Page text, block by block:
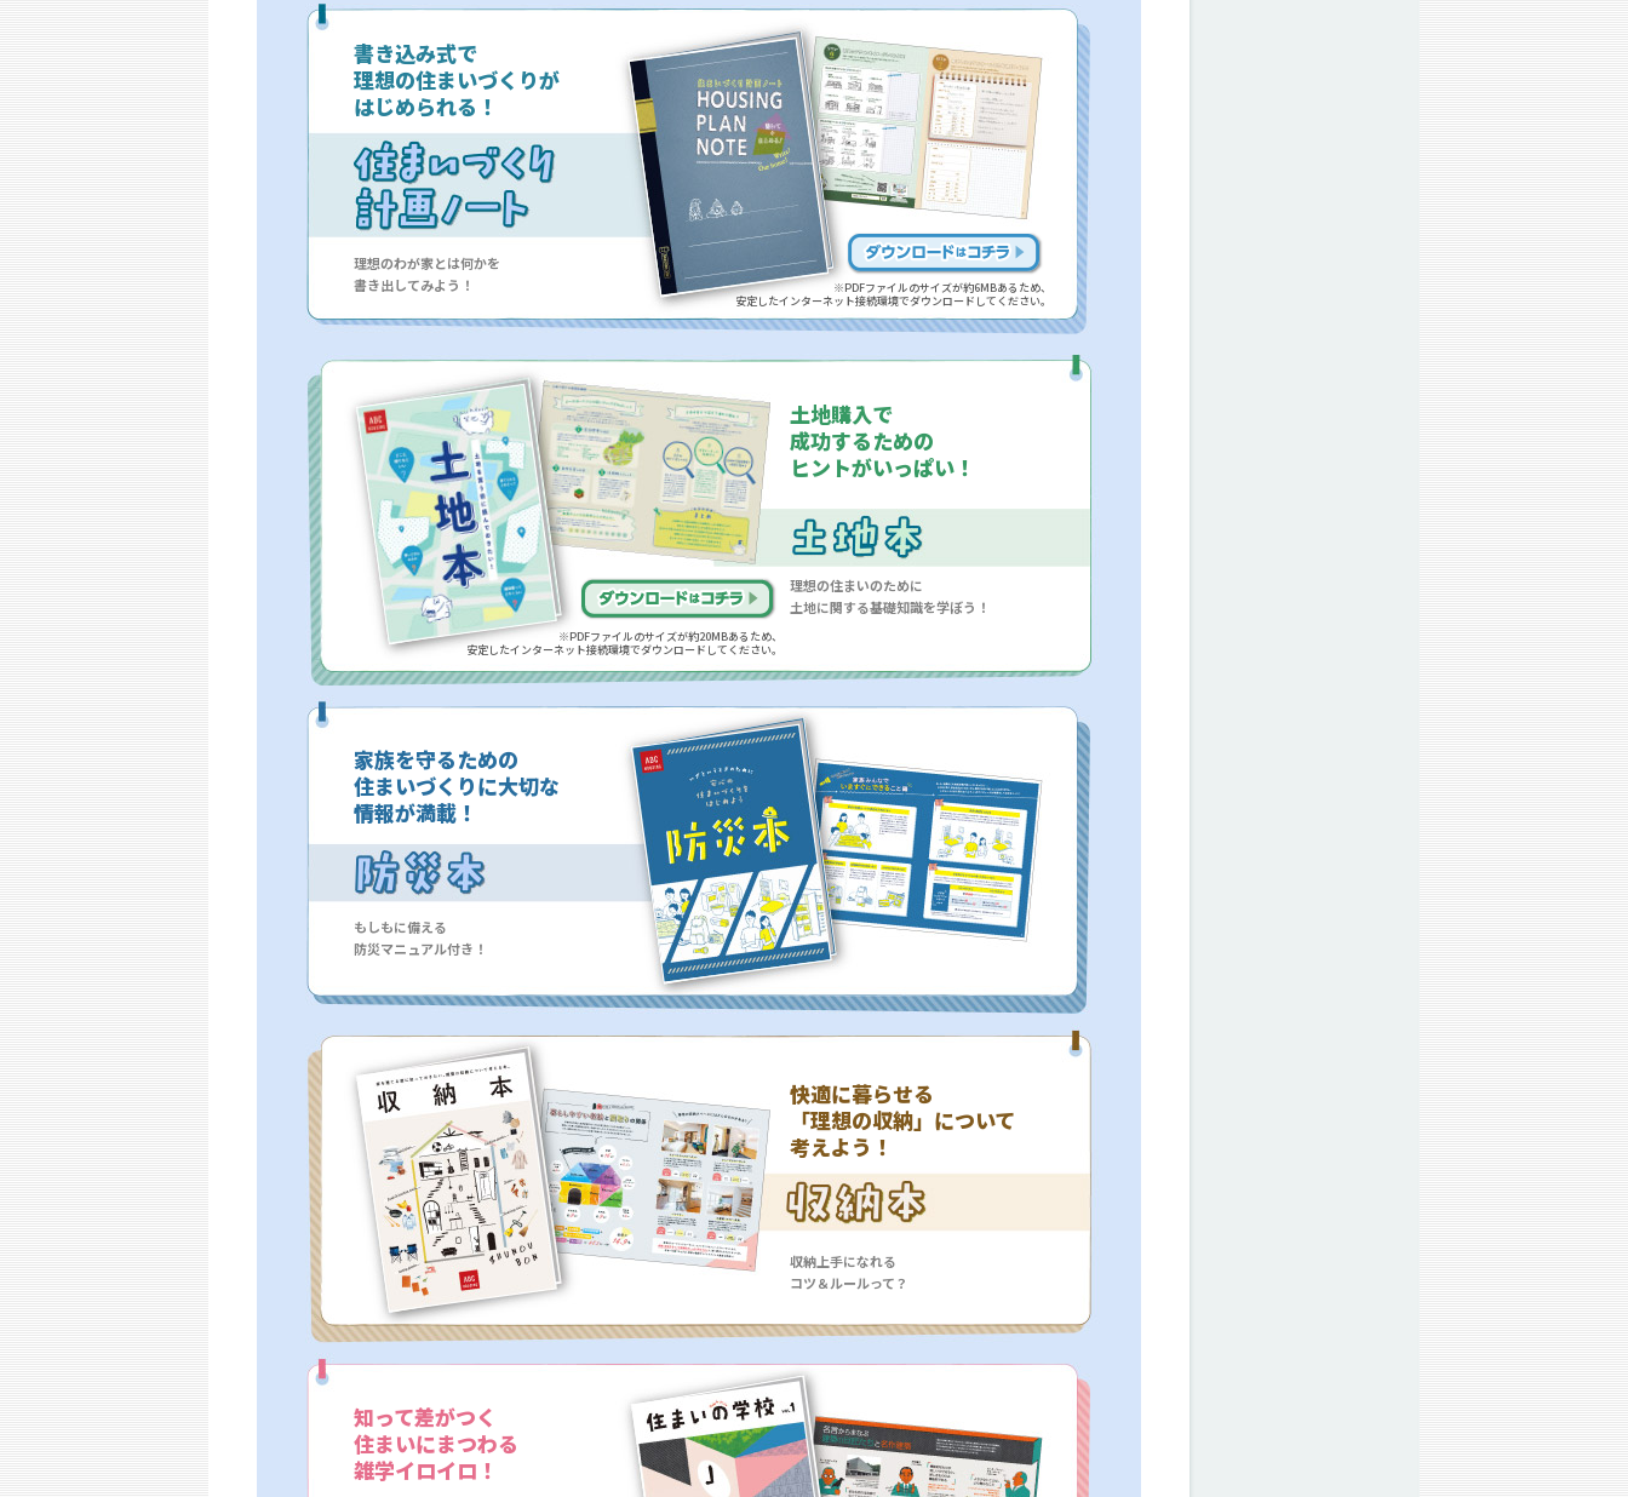
書き込み式で
理想の住まいづくりが
はじめられる！
理想のわが家とは何かを
書き出してみよう！
※PDFファイルのサイズが約6MBあるため、
安定したインターネット接続環境でダウンロードしてください。
土地購入で
成功するための
ヒントがいっぱい！
理想の住まいのために
土地に関する基礎知識を学ぼう！
※PDFファイルのサイズが約20MBあるため、
安定したインターネット接続環境でダウンロードしてください。
家族を守るための
住まいづくりに大切な
情報が満載！
もしもに備える
防災マニュアル付き！
快適に暮らせる
「理想の収納」について
考えよう！
収納上手になれる
コツ＆ルールって？
知って差がつく
住まいにまつわる
雑学イロイロ！